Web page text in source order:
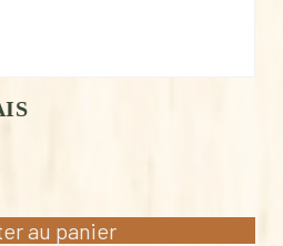
au panier